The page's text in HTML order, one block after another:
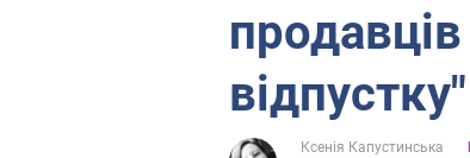
відпустку"
Ксенія Капустинська